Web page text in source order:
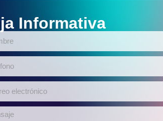
Informativa